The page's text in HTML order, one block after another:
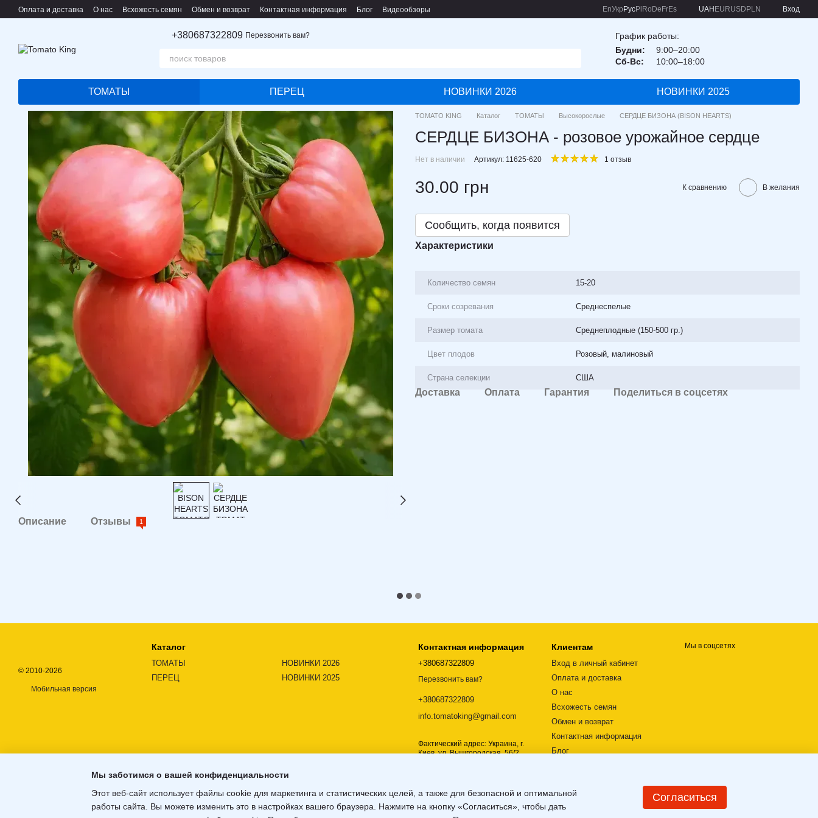
Перейти к основному контенту
Оплата и доставка О нас Всхожесть семян Обмен и возврат Контактная информация Блог
Видеообзоры
EnУкр РусPl Ro De FrEs UAH EURUSD PLN Вход
+380687322809 Перезвонить вам?
График работы:
Будни:
9:00–20:00
Сб-Вс:
10:00–18:00
ТОМАТЫ ПЕРЕЦ НОВИНКИ 2026 НОВИНКИ 2025
Описание Отзывы 1
TOMATO KING Каталог ТОМАТЫ Высокорослые СЕРДЦЕ БИЗОНА (BISON HEARTS)
СЕРДЦЕ БИЗОНА - розовое урожайное сердце
Нет в наличии Артикул: 11625-620 1 отзыв
30.00 грн К сравнению В желания
Сообщить, когда появится
Характеристики
Количество семян 15-20
Сроки созревания Среднеспелые
Размер томата Среднеплодные (150-500 гр.)
Цвет плодов Розовый, малиновый
Страна селекции США
Доставка Оплата Гарантия Поделиться в соцсетях
© 2010-2026
Мобильная версия
Каталог
ТОМАТЫ
ПЕРЕЦ
НОВИНКИ 2026
НОВИНКИ 2025
Контактная информация
+380687322809
Перезвонить вам?
+380687322809
info.tomatoking@gmail.com
Фактический адрес: Украина, г.
Киев, ул. Вышгородская, 56/2,
Клиентам
Вход в личный кабинет
Оплата и доставка
О нас
Всхожесть семян
Обмен и возврат
Контактная информация
Блог
Карта сайта
Мы в соцсетях
Мы заботимся о вашей конфиденциальности
Этот веб-сайт использует файлы cookie для маркетинга и статистических целей, а также для безопасной и оптимальной
работы сайта. Вы можете изменить это в настройках вашего браузера. Нажмите на кнопку «Согласиться», чтобы дать
Согласиться